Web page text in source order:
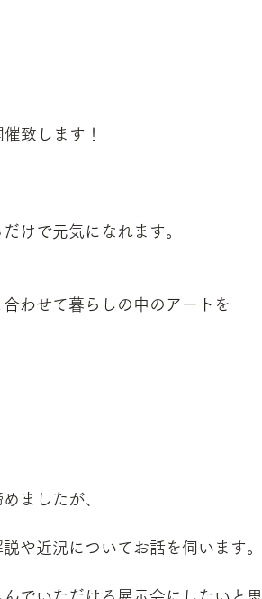
致します！
けで元気になれます。
わせて暮らしの中のアートを
ましたが、
や近況についてお話を伺います。